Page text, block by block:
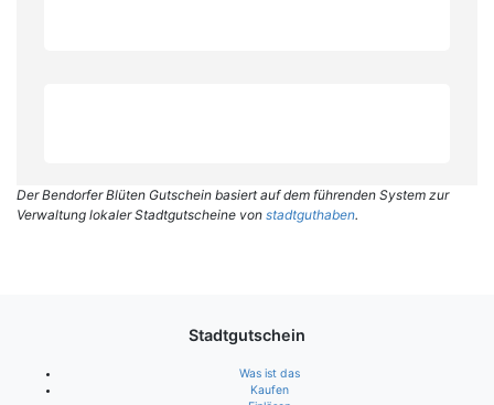
Der Bendorfer Blüten Gutschein basiert auf dem führenden System zur
Verwaltung lokaler Stadtgutscheine von stadtguthaben.
Stadtgutschein
Was ist das
Kaufen